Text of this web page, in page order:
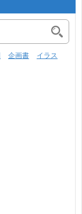
企画書
イラス